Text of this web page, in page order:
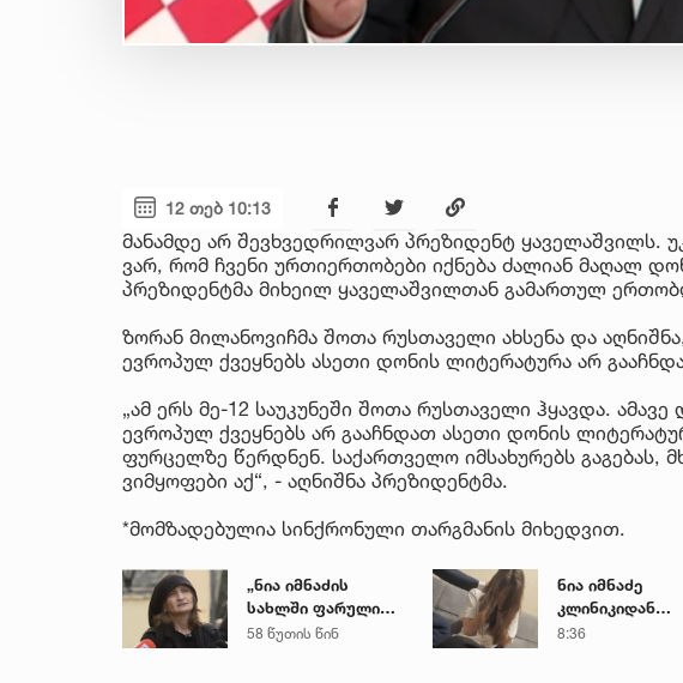
12 თებ 10:13
მანამდე არ შევხვედრილვარ პრეზიდენტ ყაველაშვილს.
ვარ, რომ ჩვენი ურთიერთობები იქნება ძალიან მაღალ
პრეზიდენტმა მიხეილ ყაველაშვილთან გამართულ
ზორან მილანოვიჩმა შოთა რუსთაველი ახსენა და
ევროპულ ქვეყნებს ასეთი დონის ლიტერატურა არ
„ამ ერს მე-12 საუკუნეში შოთა რუსთაველი ჰყავდა.
ევროპულ ქვეყნებს არ გააჩნდათ ასეთი დონის
ფურცელზე წერდნენ. საქართველო იმსახურებს გაგებას,
ვიმყოფები აქ“, - აღნიშნა პრეზიდენტმა.
*მომზადებულია სინქრონული თარგმანის მიხედვით.
„ნია იმნაძის
სახლში ფარული
მოსასმენი იყო
58 წუთის წინ
ნია იმნაძე
კლინიკიდან
ზაჰესის
8:36